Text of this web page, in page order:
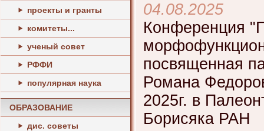
проекты и гранты
комитеты...
ученый совет
РФФИ
популярная наука
ОБРАЗОВАНИЕ
дис. советы
04.08.2025
Конференция
посвященная
Романа
2025г. в
Борисяка РАН